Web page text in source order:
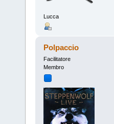
Lucca
Polpaccio
Facilitatore
Membro